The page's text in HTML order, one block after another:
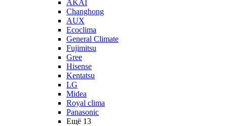
AKAI
Changhong
AUX
Ecoclima
General Climate
Fujimitsu
Gree
Hisense
Kentatsu
LG
Midea
Royal clima
Panasonic
Ещё 13